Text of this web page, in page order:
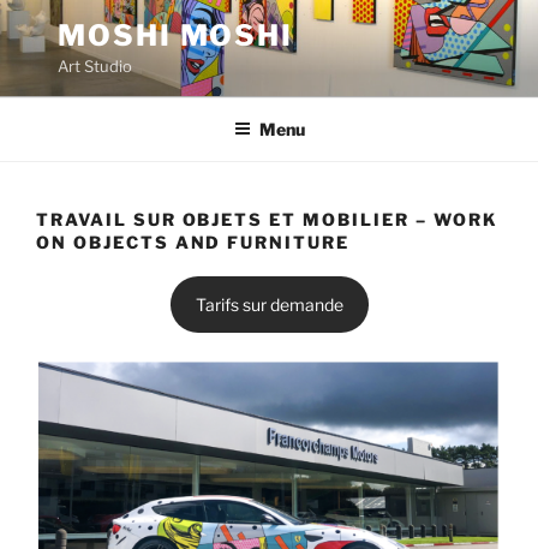
Aller
au
contenu
principal
MOSHI MOSHI
Art Studio
Menu
TRAVAIL SUR OBJETS ET MOBILIER – WORK
ON OBJECTS AND FURNITURE
Tarifs sur demande